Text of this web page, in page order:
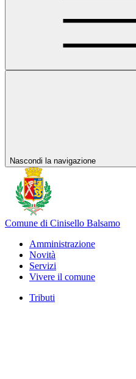
Nascondi la navigazione
Comune di Cinisello Balsamo
Amministrazione
Novità
Servizi
Vivere il comune
Tributi